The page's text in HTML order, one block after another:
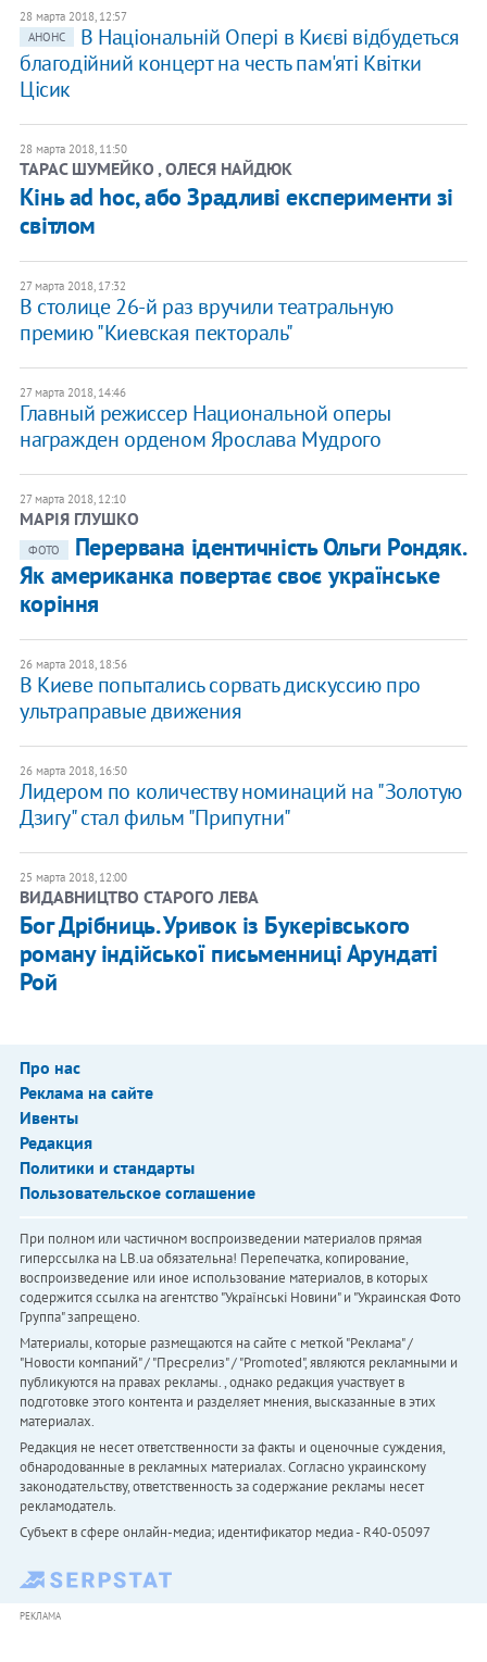
28 марта 2018, 12:57
АНОНС
В Національній Опері в Києві відбудеться
благодійний концерт на честь пам'яті Квітки
Цісик
28 марта 2018, 11:50
ТАРАС ШУМЕЙКО , ОЛЕСЯ НАЙДЮК
Кінь ad hoc, або Зрадливі експерименти зі
світлом
27 марта 2018, 17:32
В столице 26-й раз вручили театральную
премию "Киевская пектораль"
27 марта 2018, 14:46
Главный режиссер Национальной оперы
награжден орденом Ярослава Мудрого
27 марта 2018, 12:10
МАРІЯ ГЛУШКО
ФОТО
​Перервана ідентичність Ольги Рондяк.
Як американка повертає своє українське
коріння
26 марта 2018, 18:56
В Киеве попытались сорвать дискуссию про
ультраправые движения
26 марта 2018, 16:50
Лидером по количеству номинаций на "Золотую
Дзигу" стал фильм "Припутни"
25 марта 2018, 12:00
ВИДАВНИЦТВО СТАРОГО ЛЕВА
Бог Дрібниць. Уривок із Букерівського
роману індійської письменниці Арундаті
Рой
Про нас
Реклама на сайте
Ивенты
Редакция
Политики и стандарты
Пользовательское соглашение
При полном или частичном воспроизведении материалов прямая
гиперссылка на LB.ua обязательна! Перепечатка, копирование,
воспроизведение или иное использование материалов, в которых
содержится ссылка на агентство "Українськi Новини" и "Украинская Фото
Группа" запрещено.
Материалы, которые размещаются на сайте с меткой "Реклама" /
"Новости компаний" / "Пресрелиз" / "Promoted", являются рекламными и
публикуются на правах рекламы. , однако редакция участвует в
подготовке этого контента и разделяет мнения, высказанные в этих
материалах.
Редакция не несет ответственности за факты и оценочные суждения,
обнародованные в рекламных материалах. Согласно украинскому
законодательству, ответственность за содержание рекламы несет
рекламодатель.
Субъект в сфере онлайн-медиа; идентификатор медиа - R40-05097
РЕКЛАМА